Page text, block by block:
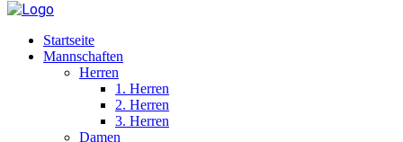
Startseite
Mannschaften
Herren
1. Herren
2. Herren
3. Herren
Damen